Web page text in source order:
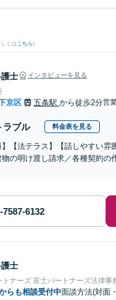
くは こちら)
士 インタビューを見る
京区 五条駅 から徒歩2分営
ラブル 料金表を見る
】【法テラス】【話しやすい
の明け渡し請求／各種契約
士
ナーズ 富士パートナーズ法律事
らも相談受付中面談方法(対面